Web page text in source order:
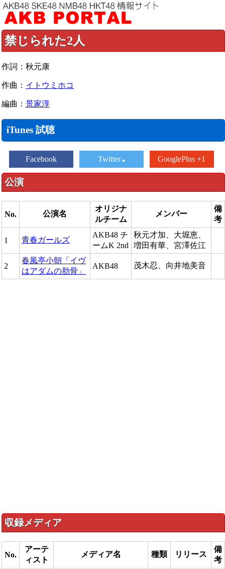
禁じられた2人
作詞：秋元康
作曲： イトウミホコ
編曲：景家淳
iTunes 試聴
Facebook Twitter GooglePlus +1
公演
No. 公演名
オリジナ
ルチーム
メンバー
備
考
1 青春ガールズ
AKB48 チ
ームK 2nd
秋元才加、大堀恵、
増田有華、宮澤佐江
2
春風亭小朝「イヴ
はアダムの肋骨」
AKB48 茂木忍、向井地美音
収録メディア
No.
アーテ
ィスト
メディア名 種類 リリース
備
考